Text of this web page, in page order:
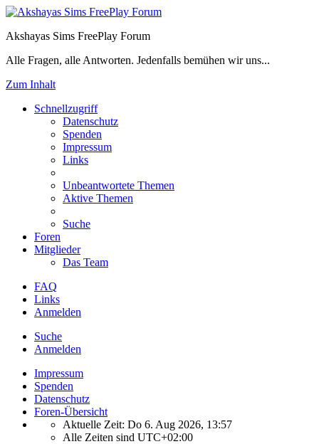
Akshayas Sims FreePlay Forum
Alle Fragen, alle Antworten. Jedenfalls bemühen wir uns...
Zum Inhalt
Schnellzugriff
Datenschutz
Spenden
Impressum
Links
Unbeantwortete Themen
Aktive Themen
Suche
Foren
Mitglieder
Das Team
FAQ
Links
Anmelden
Suche
Anmelden
Impressum
Spenden
Datenschutz
Foren-Übersicht
Aktuelle Zeit: Do 6. Aug 2026, 13:57
Alle Zeiten sind UTC+02:00